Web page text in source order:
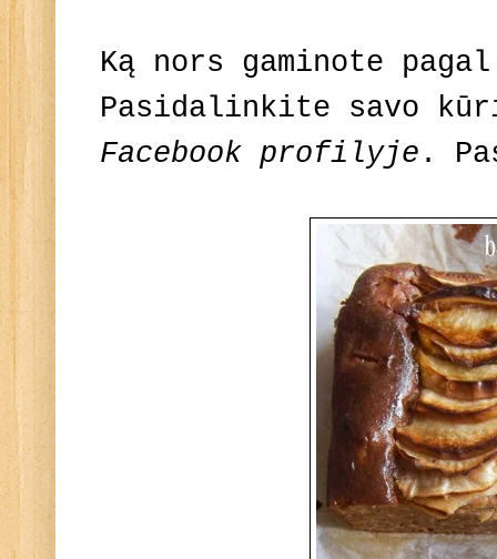
Ką nors gaminote
Pasidalinkite savo
Facebook profilyje .